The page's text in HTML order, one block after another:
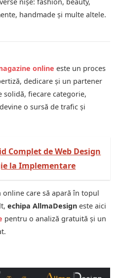
handmade și multe altele.
online este un proces
dedicare și un partener
solidă, fiecare categorie,
o sursă de trafic și
Complet de Web Design
la Implementare
care să apară în topul
echipa AllmaDesign este aici
pentru o analiză gratuită și un